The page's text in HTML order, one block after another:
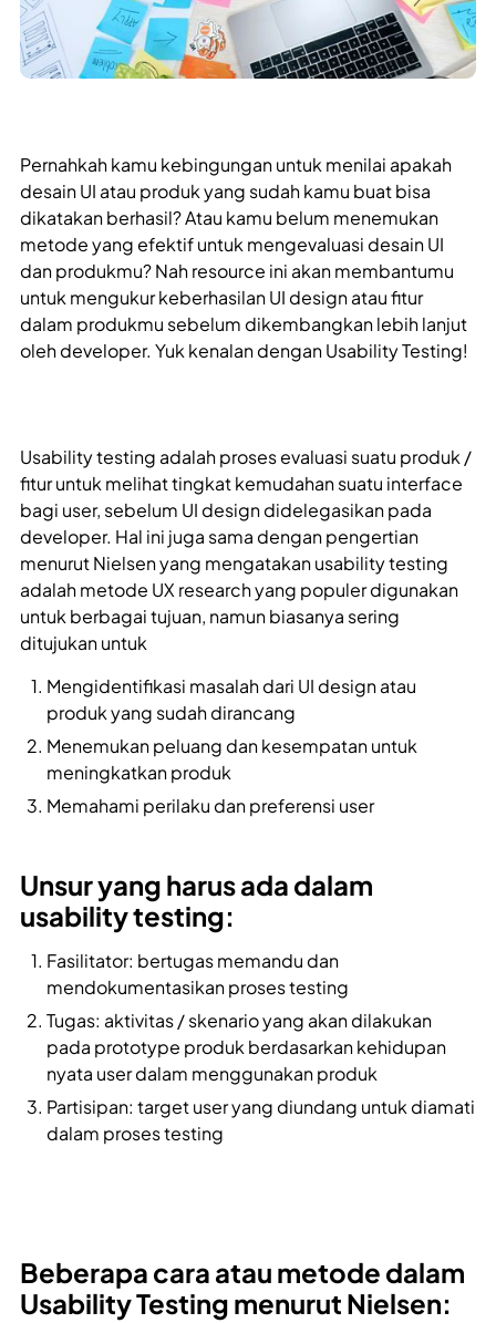
Pernahkah kamu kebingungan untuk menilai apakah
desain UI atau produk yang sudah kamu buat bisa
dikatakan berhasil? Atau kamu belum menemukan
metode yang efektif untuk mengevaluasi desain UI
dan produkmu? Nah resource ini akan membantumu
untuk mengukur keberhasilan UI design atau fitur
dalam produkmu sebelum dikembangkan lebih lanjut
oleh developer. Yuk kenalan dengan Usability Testing!
Usability testing adalah proses evaluasi suatu produk /
fitur untuk melihat tingkat kemudahan suatu interface
bagi user, sebelum UI design didelegasikan pada
developer. Hal ini juga sama dengan pengertian
menurut Nielsen yang mengatakan usability testing
adalah metode UX research yang populer digunakan
untuk berbagai tujuan, namun biasanya sering
ditujukan untuk
Mengidentifikasi masalah dari UI design atau
produk yang sudah dirancang
Menemukan peluang dan kesempatan untuk
meningkatkan produk
Memahami perilaku dan preferensi user
Unsur yang harus ada dalam
usability testing:
Fasilitator: bertugas memandu dan
mendokumentasikan proses testing
Tugas: aktivitas / skenario yang akan dilakukan
pada prototype produk berdasarkan kehidupan
nyata user dalam menggunakan produk
Partisipan: target user yang diundang untuk diamati
dalam proses testing
Beberapa cara atau metode dalam
Usability Testing menurut Nielsen: